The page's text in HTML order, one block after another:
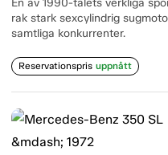
rak stark sexcylindrig
samtliga konkurrenter.
Reservationspris uppnått